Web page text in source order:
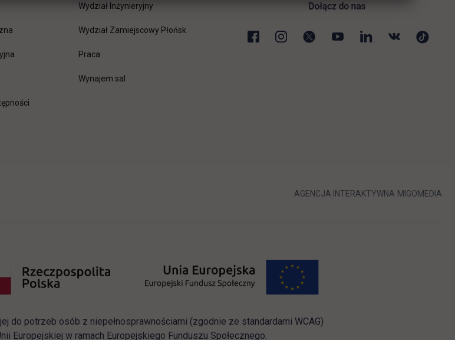
Wydział Inżynieryjny
Wydział Zamiejscowy Płońsk
Pracalink otwiera się w nowej karcie
Wynajem sal
AGENCJA INTERAKTYWNA LINK OTWIERA
MIGOMEDIA
do potrzeb osób z niepełnosprawnościami (zgodnie ze standardami WCAG)
Europejskiej w ramach Europejskiego Funduszu Społecznego.